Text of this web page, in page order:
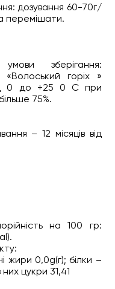
дозування 60-70г/
перемішати.
зберігання:
горіх »
0 до +25 0 С при
75%.
– 12 місяців від
на 100 гр:
жири 0,0g(г); білки –
них цукри 31,41